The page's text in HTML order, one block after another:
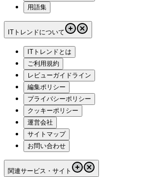
用語集
ITトレンドについて
ITトレンドとは
ご利用規約
レビューガイドライン
編集ポリシー
プライバシーポリシー
クッキーポリシー
運営会社
サイトマップ
お問い合わせ
関連サービス・サイト